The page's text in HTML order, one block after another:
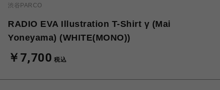
渋谷PARCO
RADIO EVA Illustration T-Shirt γ (Mai
Yoneyama) (WHITE(MONO))
￥7,700 税込